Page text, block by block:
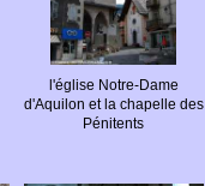
l'église Notre-Dame
d'Aquilon et la chapelle des
Pénitents